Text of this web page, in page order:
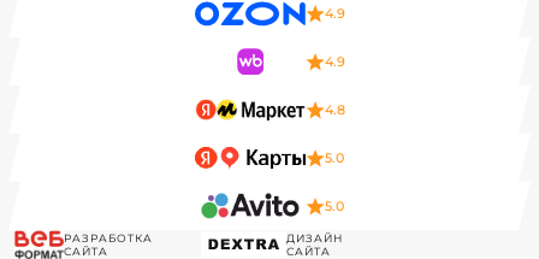
4.9
4.9
4.8
5.0
5.0
РАЗРАБОТКА
САЙТА
ДИЗАЙН
САЙТА